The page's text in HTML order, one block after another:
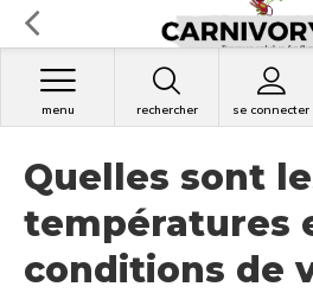
rechercher se connecter
menu
Quelles sont
températures
conditions de